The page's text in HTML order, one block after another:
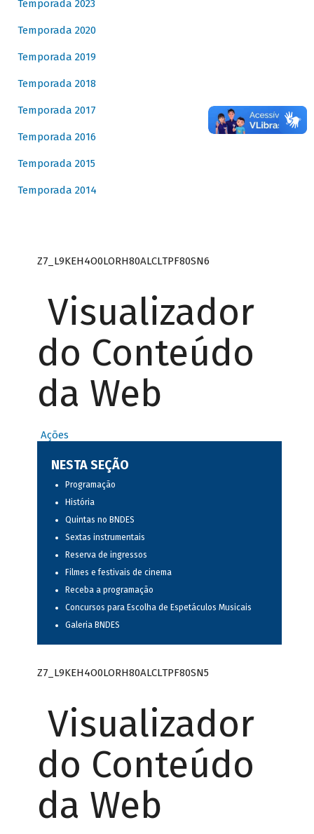
Temporada 2023
Temporada 2020
Temporada 2019
Temporada 2018
Temporada 2017
Temporada 2016
Temporada 2015
Temporada 2014
Z7_L9KEH4O0LORH80ALCLTPF80SN6
Visualizador
do Conteúdo
da Web
Ações
NESTA SEÇÃO
Programação
História
Quintas no BNDES
Sextas instrumentais
Reserva de ingressos
Filmes e festivais de cinema
Receba a programação
Concursos para Escolha de Espetáculos Musicais
Galeria BNDES
Z7_L9KEH4O0LORH80ALCLTPF80SN5
Visualizador
do Conteúdo
da Web